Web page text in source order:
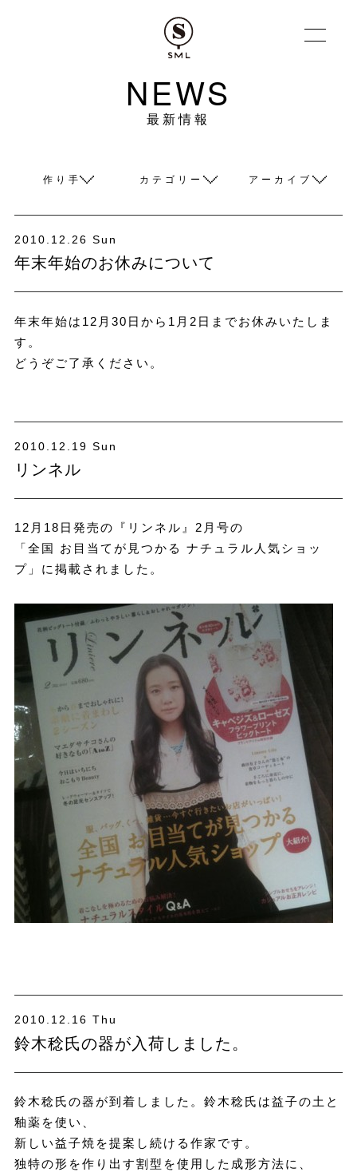
NEWS
最新情報
作り手 カテゴリー アーカイブ
2010.12.26 Sun
年末年始のお休みについて
年末年始は12月30日から1月2日までお休みいたしま
す。
どうぞご了承ください。
2010.12.19 Sun
リンネル
12月18日発売の『リンネル』2月号の
「全国 お目当てが見つかる ナチュラル人気ショッ
プ」に掲載されました。
2010.12.16 Thu
鈴木稔氏の器が入荷しました。
鈴木稔氏の器が到着しました。鈴木稔氏は益子の土と
釉薬を使い、
新しい益子焼を提案し続ける作家です。
独特の形を作り出す割型を使用した成形方法に、